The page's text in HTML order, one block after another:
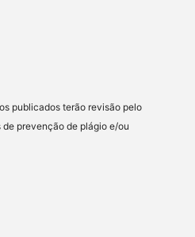
publicados terão revisão pelo
de prevenção de plágio e/ou